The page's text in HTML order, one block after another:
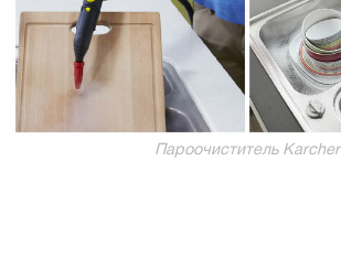
Пароочиститель Karcher